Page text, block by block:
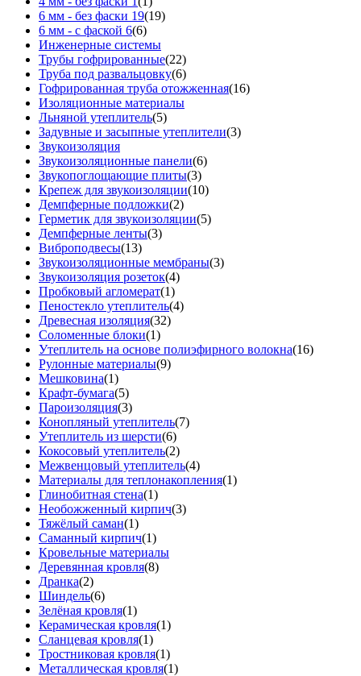
6 мм - без фаски 19(19)
6 мм - с фаской 6(6)
Инженерные системы
Трубы гофрированные(22)
Труба под развальцовку(6)
Гофрированная труба отожженная(16)
Изоляционные материалы
Льняной утеплитель(5)
Задувные и засыпные утеплители(3)
Звукоизоляция
Звукоизоляционные панели(6)
Звукопоглощающие плиты(3)
Крепеж для звукоизоляции(10)
Демпферные подложки(2)
Герметик для звукоизоляции(5)
Демпферные ленты(3)
Виброподвесы(13)
Звукоизоляционные мембраны(3)
Звукоизоляция розеток(4)
Пробковый агломерат(1)
Пеностекло утеплитель(4)
Древесная изоляция(32)
Соломенные блоки(1)
Утеплитель на основе полиэфирного волокна(16)
Рулонные материалы(9)
Мешковина(1)
Крафт-бумага(5)
Пароизоляция(3)
Конопляный утеплитель(7)
Утеплитель из шерсти(6)
Кокосовый утеплитель(2)
Межвенцовый утеплитель(4)
Материалы для теплонакопления(1)
Глинобитная стена(1)
Необожженный кирпич(3)
Тяжёлый саман(1)
Саманный кирпич(1)
Кровельные материалы
Деревянная кровля(8)
Дранка(2)
Шиндель(6)
Зелёная кровля(1)
Керамическая кровля(1)
Сланцевая кровля(1)
Тростниковая кровля(1)
Металлическая кровля(1)